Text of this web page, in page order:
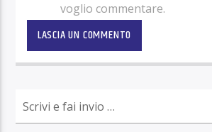
voglio commentare.